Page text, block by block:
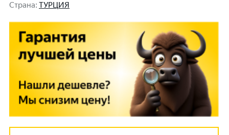
Cтрана: ТУРЦИЯ